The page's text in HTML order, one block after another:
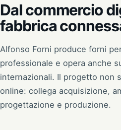
Dal commercio
fabbrica
Alfonso Forni produce forni
professionale e opera anche
internazionali. Il progetto non
online: collega acquisizione,
progettazione e produzione.